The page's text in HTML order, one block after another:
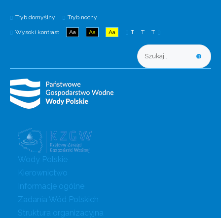
Tryb domyślny Tryb nocny
Wysoki kontrast Aa Aa Aa T T T
Wody Polskie
Kierownictwo
Informacje ogólne
Zadania Wód Polskich
Struktura organizacyjna